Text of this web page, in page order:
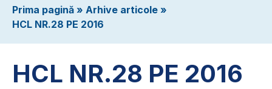
Prima pagină » Arhive articole »
HCL NR.28 PE 2016
HCL NR.28 PE 2016